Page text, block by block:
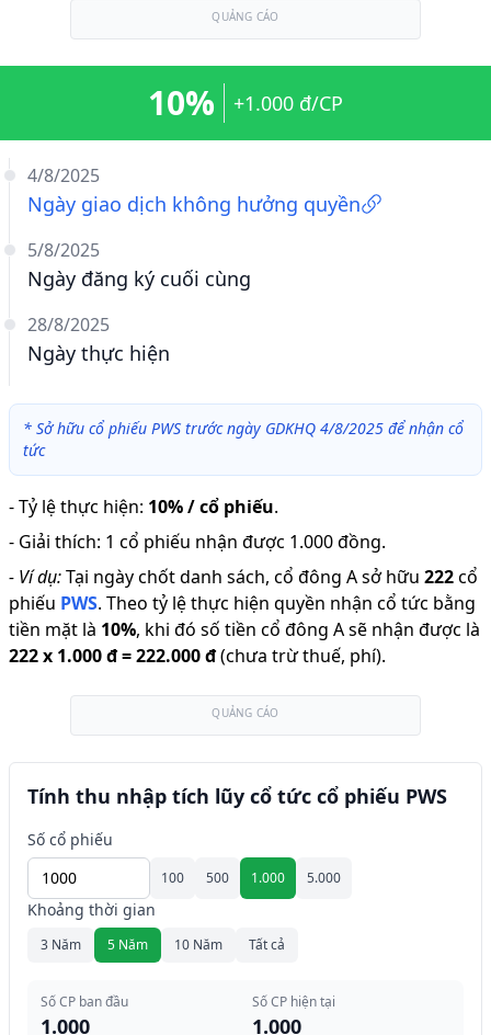
QUẢNG CÁO
4/8/2025
Ngày giao dịch không hưởng quyền
5/8/2025
Ngày đăng ký cuối cùng
28/8/2025
Ngày thực hiện
10% +1.000 đ/CP
* Sở hữu cổ phiếu PWS trước ngày GDKHQ 4/8/2025 để nhận cổ
tức
-Tỷ lệ thực hiện: 10% / cổ phiếu.
- Giải thích: 1 cổ phiếu nhận được 1.000 đồng.
- Ví dụ:Tại ngày chốt danh sách, cổ đông A sở hữu 222cổ
phiếu PWS. Theo tỷ lệ thực hiện quyền nhận cổ tức bằng
tiền mặt là 10%, khi đó số tiền cổ đông A sẽ nhận được là
222x 1.000 đ=222.000 đ(chưa trừ thuế, phí).
QUẢNG CÁO
Tính thu nhập tích lũy cổ tức cổ phiếu PWS
Số cổ phiếu
100 500 1.000 5.000
Khoảng thời gian
3 Năm 5 Năm 10 Năm Tất cả
Số CP ban đầu
1.000
Số CP hiện tại
1.000